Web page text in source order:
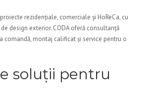
rezidențiale, comerciale și HoReCa, cu
design exterior. CODA oferă consultanță
comandă, montaj calificat și service pentru o
soluții pentru